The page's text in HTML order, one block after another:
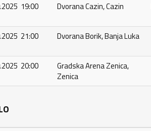
19:00 Dvorana Cazin, Cazin
21:00 Dvorana Borik, Banja Luka
20:00
Gradska Arena Zenica,
Zenica